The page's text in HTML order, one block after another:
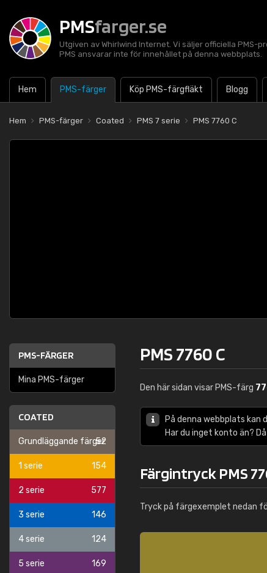
PMSfarger.se
Utgiven av Whirlwind Internet. Vi säljer officiella PMS-
PMS ansvarar inte för innehållet på denna webbplats.
Hem PMS-färger Köp PMS-färgfläkt Blogg
Hem PMS-färger Coated PMS 7 serie PMS 7760 C
PMS-FÄRGER
Mina PMS-färger
COATED
Grundläggande färger
52
1 serie 154
2 serie 577
3 serie 146
4 serie 124
5 serie 169
PMS 7760 C
Den här sidan visar PMS-färg
På denna webbplats kan
Har du inget konto än?
Färgintryck PMS
Tryck på färgexemplet nedan